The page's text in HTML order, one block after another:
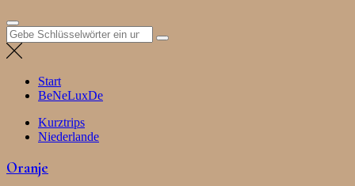
Suchen
nach:
Start
BeNeLuxDe
Kurztrips
Niederlande
Oranje